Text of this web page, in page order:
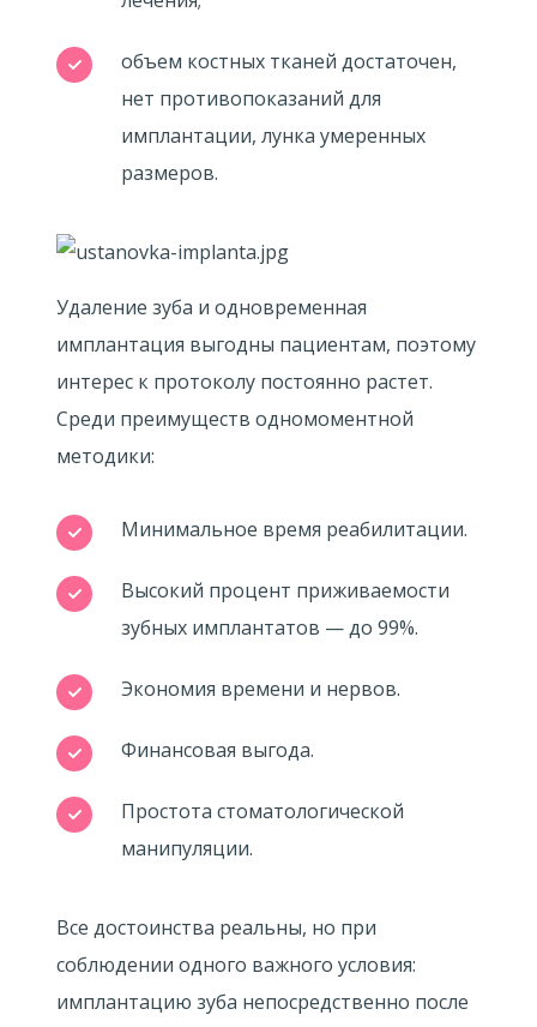
объем костных тканей достаточен,
нет противопоказаний для
имплантации, лунка умеренных
размеров.
Удаление зуба и одновременная
имплантация выгодны пациентам, поэтому
интерес к протоколу постоянно растет.
Среди преимуществ одномоментной
методики:
Минимальное время реабилитации.
Высокий процент приживаемости
зубных имплантатов — до 99%.
Экономия времени и нервов.
Финансовая выгода.
Простота стоматологической
манипуляции.
Все достоинства реальны, но при
соблюдении одного важного условия:
имплантацию зуба непосредственно после